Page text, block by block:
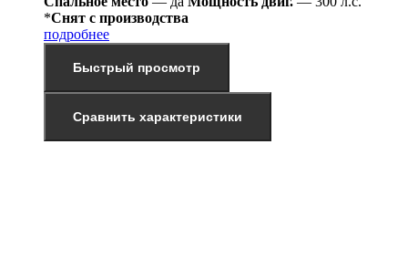
*Снят с производства
подробнее
Быстрый просмотр
Сравнить характеристики